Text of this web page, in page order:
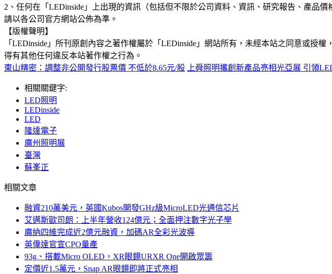
2、任何在「LEDinside」上出現的資訊（包括但不限於公司資料、資訊、研究報告、產品
請以各公司官方網站公佈為準。
【版權聲明】
「LEDinside」所刊原創內容之著作權屬於「LEDinside」網站所有，未經本站之同意或授
得有其他任何違反本站著作權之行為。
東山精密：調整非公開發行股票價 不低於8.65元/股
上舜照明攜創新產品亮相光亞展 引領
相關關鍵字:
LED照明
LEDinside
LED
隆達電子
廣州照明展
臺灣
蘇峯正
相關文章
融資210萬美元，英國Kubos開發GHz級MicroLED光通信芯片
艾邁斯歐司朗：上半年營收124億元；全面押注數字光子學
廣納四維完成近2億元融資，加碼AR全彩光波導
英偉達官宣CPO量產
93g、搭載Micro OLED，XR眼鏡URXR One開啟眾籌
定價近1.5萬元，Snap AR眼鏡即將正式亮相